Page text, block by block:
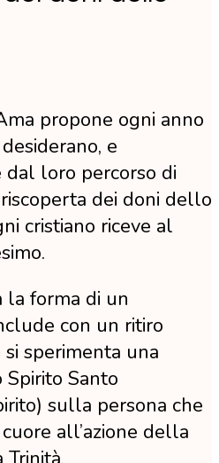
propone ogni anno
e
loro percorso di
dei doni dello
cristiano riceve al
la forma di un
con un ritiro
sperimenta una
Santo
sulla persona che
all’azione della